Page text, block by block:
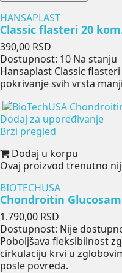
HANSAPLAST
Classic flasteri 20
Cena
390,00 RSD
Dostupnost: 10 Na stanju
Hansaplast Classic
pokrivanje svih vrsta
Dodaj za upoređivanje
Brzi pregled
Dodaj u korpu
Ovaj proizvod trenutno
BIOTECHUSA
Chondroitin
Cena
1.790,00 RSD
Dostupnost: Nije
Poboljšava fleksibilnost
cirkulaciju krvi u
posle povreda.